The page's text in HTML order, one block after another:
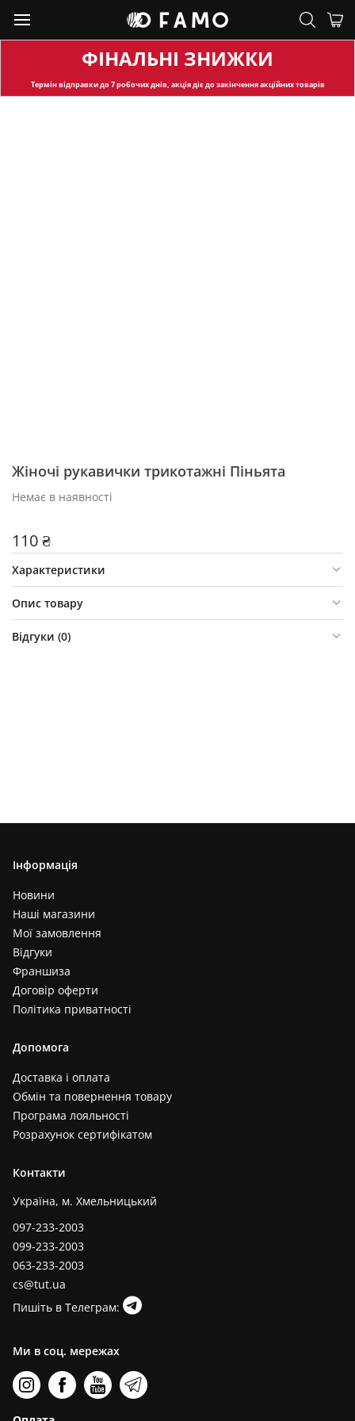
ФІНАЛЬНІ ЗНИЖКИ
Термін відправкидо 7 робочих днів, акція діє до закінчення акційних товарів
Жіночі рукавички трикотажні Піньята
Немає в наявності
110 ₴
Характеристики
Опис товару
Відгуки (0)
Інформація
Новини
Наші магазини
Мої замовлення
Відгуки
Франшиза
Договір оферти
Політика приватності
Допомога
Доставка і оплата
Обмін та повернення товару
Програма лояльності
Розрахунок сертифікатом
Контакти
Україна, м. Хмельницький
097-233-2003
099-233-2003
063-233-2003
cs@tut.ua
Пишіть в Телеграм:
Ми в соц. мережах